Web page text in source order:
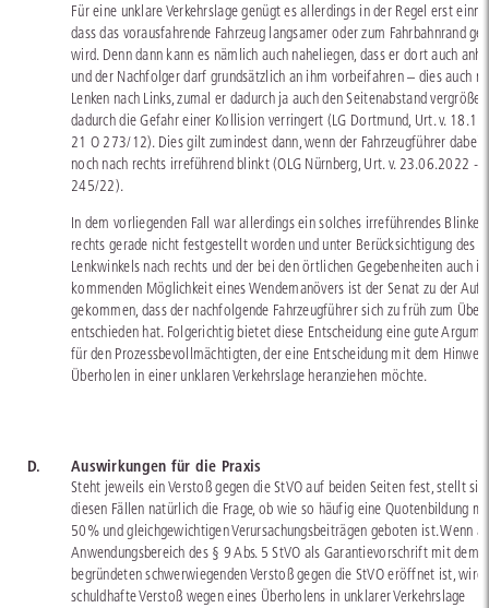
Für eine unklare Verkehrslage genügt es allerdings in der Regel erst
dass das vorausfahrende Fahrzeug langsamer oder zum Fahrbahnrand
wird. Denn dann kann es nämlich auch naheliegen, dass er dort auch
und der Nachfolger darf grundsätzlich an ihm vorbeifahren – dies auch
Lenken nach Links, zumal er dadurch ja auch den Seitenabstand
dadurch die Gefahr einer Kollision verringert (LG Dortmund, Urt. v.
21 O 273/12). Dies gilt zumindest dann, wenn der Fahrzeugführer dabei
noch nach rechts irreführend blinkt (OLG Nürnberg, Urt. v. 23.06.2022 -
245/22).
In dem vorliegenden Fall war allerdings ein solches irreführendes Blinken
rechts gerade nicht festgestellt worden und unter Berücksichtigung des
Lenkwinkels nach rechts und der bei den örtlichen Gegebenheiten auch
kommenden Möglichkeit eines Wendemanövers ist der Senat zu der
gekommen, dass der nachfolgende Fahrzeugführer sich zu früh zum
entschieden hat. Folgerichtig bietet diese Entscheidung eine gute
für den Prozessbevollmächtigten, der eine Entscheidung mit dem
Überholen in einer unklaren Verkehrslage heranziehen möchte.
D. Auswirkungen für die Praxis
Steht jeweils ein Verstoß gegen die StVO auf beiden Seiten fest, stellt
diesen Fällen natürlich die Frage, ob wie so häufig eine Quotenbildung
50% und gleichgewichtigen Verursachungsbeiträgen geboten ist. Wenn
Anwendungsbereich des § 9 Abs. 5 StVO als Garantievorschrift mit dem
begründeten schwerwiegenden Verstoß gegen die StVO eröffnet ist, wird
schuldhafte Verstoß wegen eines Überholens in unklarer Verkehrslage